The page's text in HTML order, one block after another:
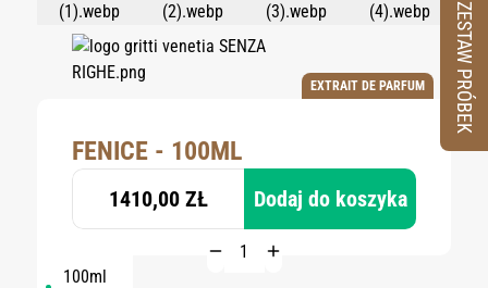
EXTRAIT DE PARFUM
FENICE - 100ML
1410,00 ZŁ Dodaj do koszyka
100ml
ZESTAW PRÓBEK